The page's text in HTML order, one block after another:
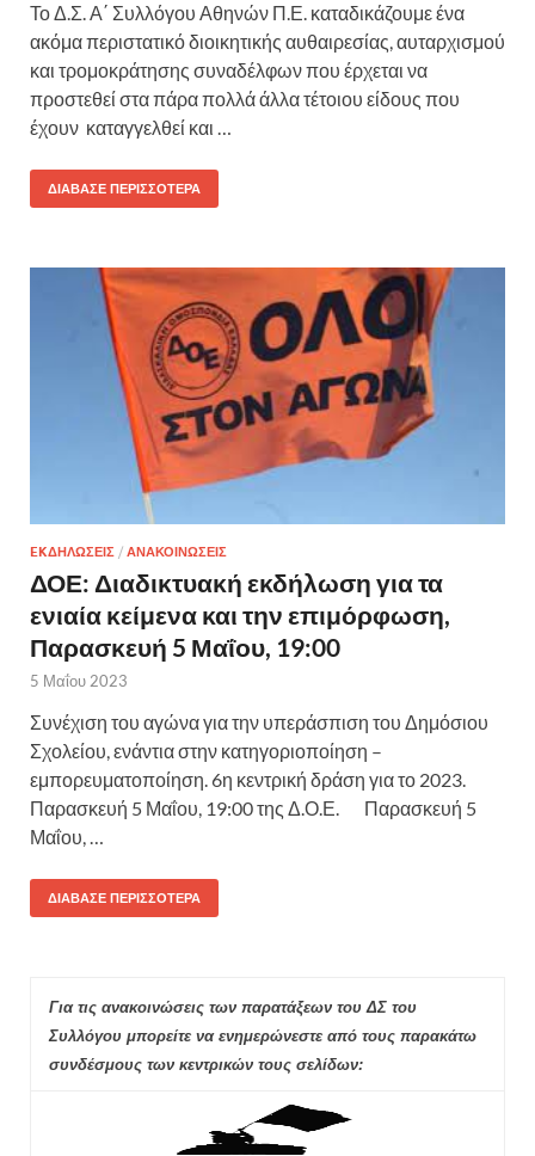
Το Δ.Σ. Α΄ Συλλόγου Αθηνών Π.Ε. καταδικάζουμε ένα
ακόμα περιστατικό διοικητικής αυθαιρεσίας, αυταρχισμού
και τρομοκράτησης συναδέλφων που έρχεται να
προστεθεί στα πάρα πολλά άλλα τέτοιου είδους που
έχουν καταγγελθεί και …
ΔΙΆΒΑΣΕ ΠΕΡΙΣΣΌΤΕΡΑ
EKΔΗΛΩΣΕΙΣ / ΑΝΑΚΟΙΝΩΣΕΙΣ
ΔΟΕ: Διαδικτυακή εκδήλωση για τα
ενιαία κείμενα και την επιμόρφωση,
Παρασκευή 5 Μαΐου, 19:00
5 Μαΐου 2023
Συνέχιση του αγώνα για την υπεράσπιση του Δημόσιου
Σχολείου, ενάντια στην κατηγοριοποίηση –
εμπορευματοποίηση. 6η κεντρική δράση για το 2023.
Παρασκευή 5 Μαΐου, 19:00 της Δ.Ο.Ε. Παρασκευή 5
Μαΐου, …
ΔΙΆΒΑΣΕ ΠΕΡΙΣΣΌΤΕΡΑ
Για τις ανακοινώσεις των παρατάξεων του ΔΣ του
Συλλόγου μπορείτε να ενημερώνεστε από τους παρακάτω
συνδέσμους των κεντρικών τους σελίδων: